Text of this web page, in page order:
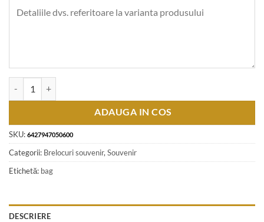
ADAUGA IN COS
SKU: 6427947050600
Categorii: Brelocuri souvenir, Souvenir
Etichetă: bag
DESCRIERE